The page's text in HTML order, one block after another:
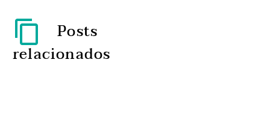
Posts
relacionados